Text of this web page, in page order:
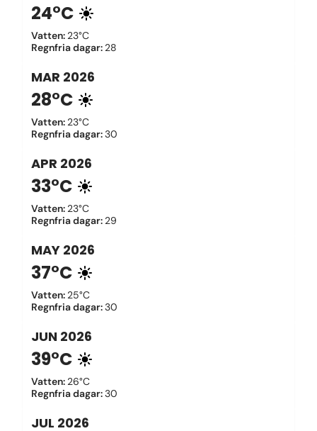
24°C
Vatten: 23°C
Regnfria dagar: 28
MAR 2026
28°C
Vatten: 23°C
Regnfria dagar:30
APR 2026
33°C
Vatten: 23°C
Regnfria dagar: 29
MAY 2026
37°C
Vatten: 25°C
Regnfria dagar:30
JUN 2026
39°C
Vatten: 26°C
Regnfria dagar:30
JUL 2026